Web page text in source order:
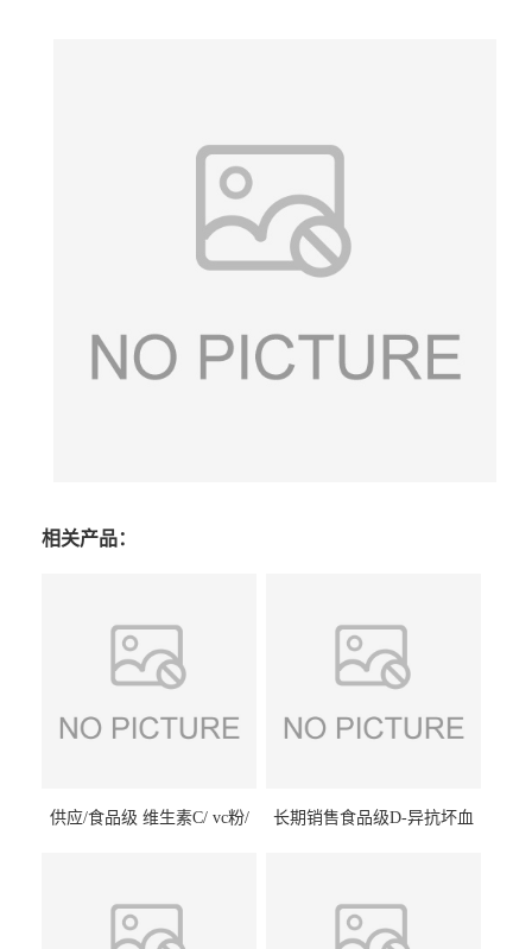
相关产品：
供应/食品级 维生素C/ vc粉/
长期销售食品级D-异抗坏血